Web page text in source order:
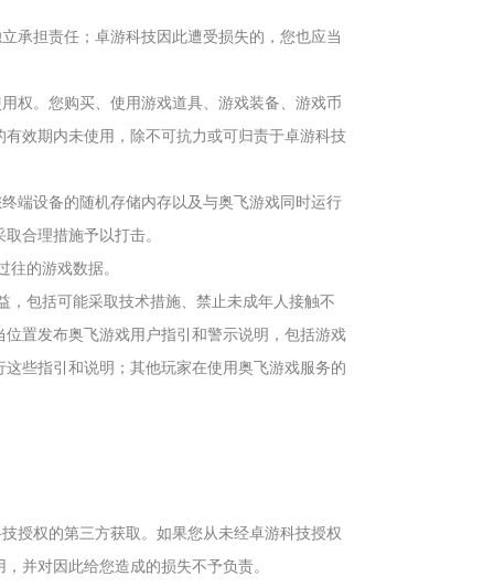
承担责任；卓游科技因此遭受损失的，您也应当
权。您购买、使用游戏道具、游戏装备、游戏币
效期内未使用，除不可抗力或可归责于卓游科技
端设备的随机存储内存以及与奥飞游戏同时运行
合理措施予以打击。
的游戏数据。
包括可能采取技术措施、禁止未成年人接触不
置发布奥飞游戏用户指引和警示说明，包括游戏
些指引和说明；其他玩家在使用奥飞游戏服务的
授权的第三方获取。如果您从未经卓游科技授权
并对因此给您造成的损失不予负责。